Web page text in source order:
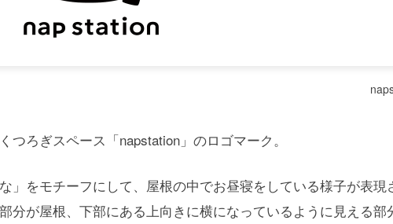
ろぎスペース「napstation」のロゴマーク。
」をモチーフにして、屋根の中でお昼寝をしている様子が表現
分が屋根、下部にある上向きに横になっているように見える部